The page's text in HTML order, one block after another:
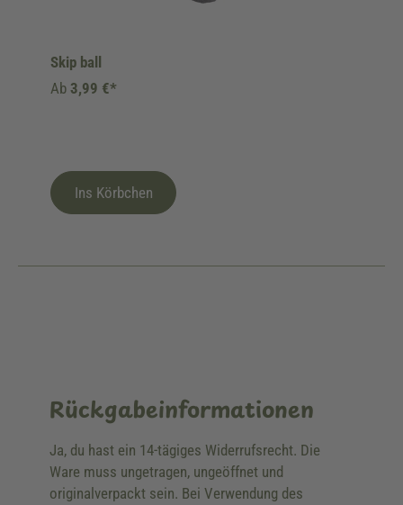
Skip ball
Ab 3,99 €*
Ins Körbchen
Rückgabeinformationen
Ja, du hast ein 14-tägiges Widerrufsrecht. Die
Ware muss ungetragen, ungeöffnet und
originalverpackt sein. Bei Verwendung des